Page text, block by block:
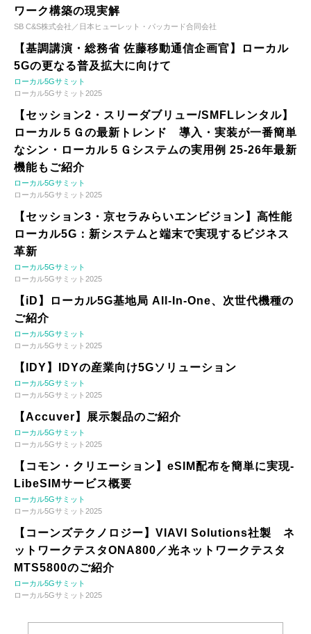
ワーク構築の現実解
SB C&S株式会社／日本ヒューレット・パッカード合同会社
【基調講演・総務省 佐藤移動通信企画官】ローカル
5Gの更なる普及拡大に向けて
ローカル5Gサミット
ローカル5Gサミット2025
【セッション2・スリーダブリュー/SMFLレンタル】
ローカル５Ｇの最新トレンド 導入・実装が一番簡単
なシン・ローカル５Ｇシステムの実用例 25-26年最新
機能もご紹介
ローカル5Gサミット
ローカル5Gサミット2025
【セッション3・京セラみらいエンビジョン】高性能
ローカル5G：新システムと端末で実現するビジネス
革新
ローカル5Gサミット
ローカル5Gサミット2025
【iD】ローカル5G基地局 All-In-One、次世代機種の
ご紹介
ローカル5Gサミット
ローカル5Gサミット2025
【IDY】IDYの産業向け5Gソリューション
ローカル5Gサミット
ローカル5Gサミット2025
【Accuver】展示製品のご紹介
ローカル5Gサミット
ローカル5Gサミット2025
【コモン・クリエーション】eSIM配布を簡単に実現-
LibeSIMサービス概要
ローカル5Gサミット
ローカル5Gサミット2025
【コーンズテクノロジー】VIAVI Solutions社製 ネ
ットワークテスタONA800／光ネットワークテスタ
MTS5800のご紹介
ローカル5Gサミット
ローカル5Gサミット2025